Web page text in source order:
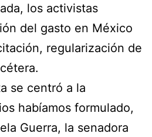
los activistas
del gasto en México
regularización de
se centró a la
habíamos formulado,
Guerra, la senadora